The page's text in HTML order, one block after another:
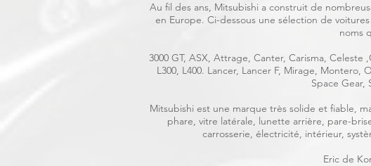
Au fil des ans, Mitsubishi a construit de
en Europe. Ci-dessous une sélection de
noms
3000 GT, ASX, Attrage, Canter, Carisma, Celeste
L300, L400. Lancer, Lancer F, Mirage, Montero,
Space Gear,
Mitsubishi est une marque très solide et fiable,
phare, vitre latérale, lunette arrière, pare-
carrosserie, électricité, intérieur,
Eric de